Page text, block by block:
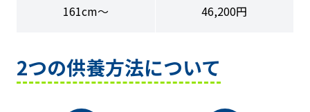
161cm〜 46,200円
2つの供養方法について